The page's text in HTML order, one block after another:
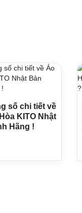
số chi tiết về
KITO Nhật
Hãng !